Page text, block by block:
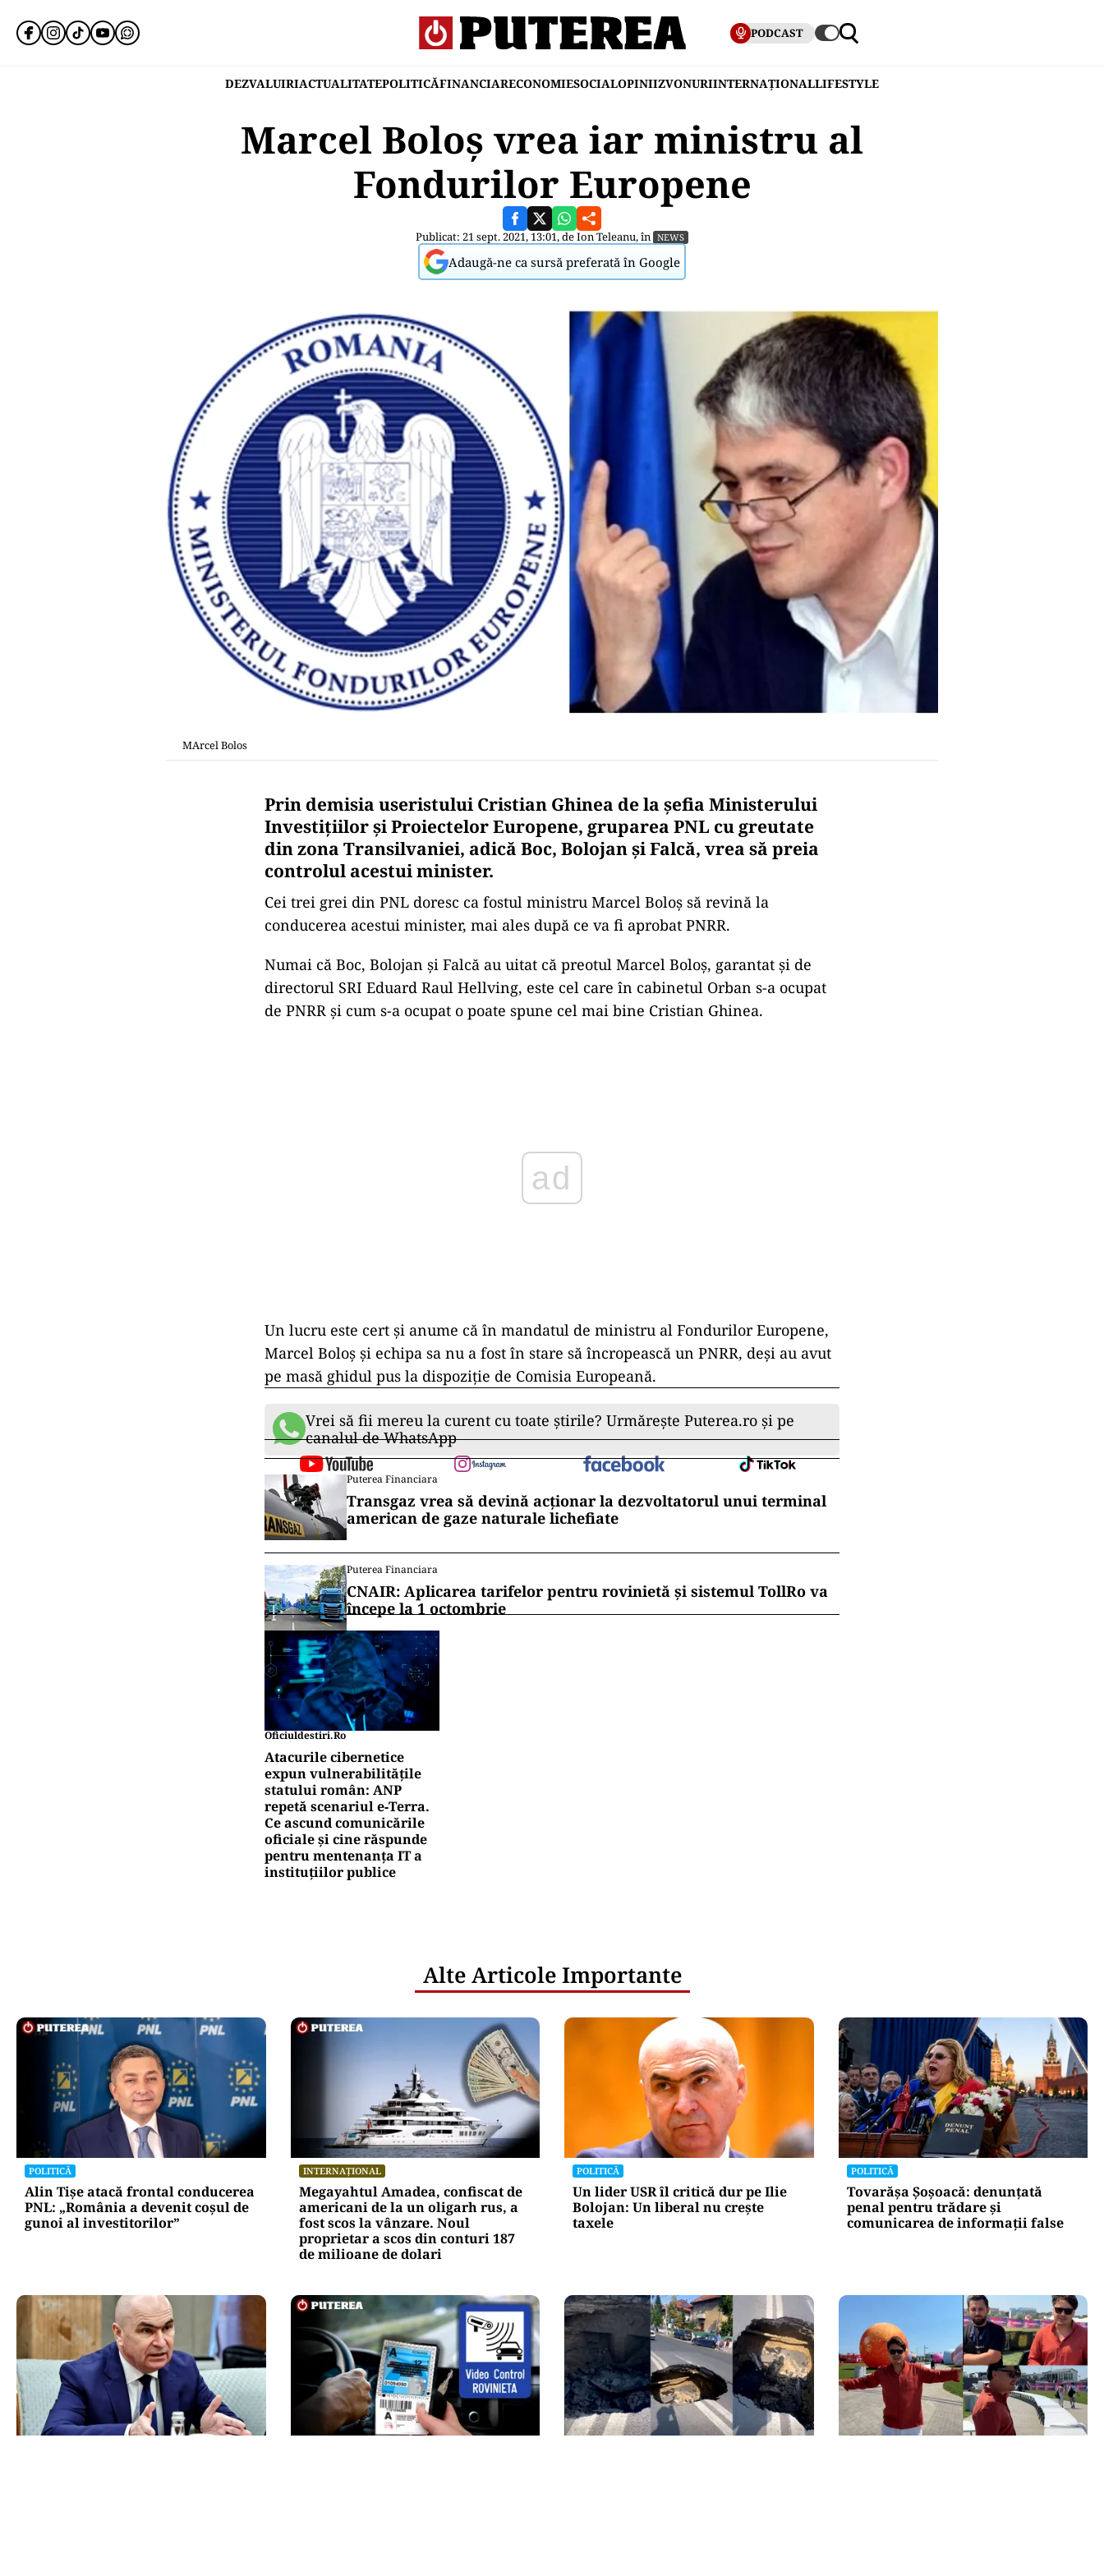
PODCAST
DEZVALUIRIACTUALITATEPOLITICĂFINANCIARECONOMIESOCIALOPINIIZVONURIINTERNAȚIONALLIFESTYLE
Marcel Boloș vrea iar ministru al
Fondurilor Europene
Publicat: 21 sept. 2021, 13:01, deIon Teleanu, în NEWS
Adaugă-ne ca sursă preferată în Google
MArcel Bolos
Prin demisia useristului Cristian Ghinea de la șefia Ministerului
Investițiilor și Proiectelor Europene, gruparea PNL cu greutate
din zona Transilvaniei, adică Boc, Bolojan și Falcă, vrea să preia
controlul acestui minister.
Cei trei grei din PNL doresc ca fostul ministru Marcel Boloș să revină la
conducerea acestui minister, mai ales după ce va fi aprobat PNRR.
Numai că Boc, Bolojan și Falcă au uitat că preotul Marcel Boloș, garantat și de
directorul SRI Eduard Raul Hellving, este cel care în cabinetul Orban s-a ocupat
de PNRR și cum s-a ocupat o poate spune cel mai bine Cristian Ghinea.
Un lucru este cert și anume că în mandatul de ministru al Fondurilor Europene,
Marcel Boloș și echipa sa nu a fost în stare să încropească un PNRR, deși au avut
pe masă ghidul pus la dispoziție de Comisia Europeană.
Vrei să fii mereu la curent cu toate știrile? Urmărește Puterea.ro și pe
canalul de WhatsApp
Puterea Financiara
Transgaz vrea să devină acționar la dezvoltatorul unui terminal
american de gaze naturale lichefiate
Puterea Financiara
CNAIR: Aplicarea tarifelor pentru rovinietă și sistemul TollRo va
începe la 1 octombrie
Oficiuldestiri.ro
Atacurile cibernetice
expun vulnerabilitățile
statului român: ANP
repetă scenariul e‑Terra.
Ce ascund comunicările
oficiale și cine răspunde
pentru mentenanța IT a
instituțiilor publice
Alte Articole Importante
POLITICĂ
Alin Tișe atacă frontal conducerea
PNL: „România a devenit coșul de
gunoi al investitorilor”
INTERNAȚIONAL
Megayahtul Amadea, confiscat de
americani de la un oligarh rus, a
fost scos la vânzare. Noul
proprietar a scos din conturi 187
de milioane de dolari
POLITICĂ
Un lider USR îl critică dur pe Ilie
Bolojan: Un liberal nu crește
taxele
POLITICĂ
Tovarășa Șoșoacă: denunțată
penal pentru trădare și
comunicarea de informații false